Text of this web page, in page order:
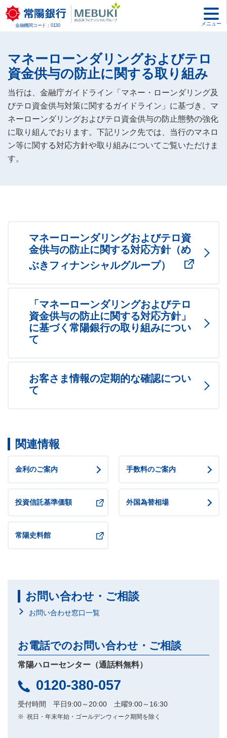
金融機関コード：0130 メニュー
マネーローンダリングおよびテロ
資金供与の防止に関する取り組み
当行は、金融庁ガイドライン「マネー・ローンダリング及
びテロ資金供与対策に関するガイドライン」に基づき、マ
ネーローンダリングおよびテロ資金供与の防止態勢の強化
に取り組んでおります。下記リンク先では、当行のマネロ
ン等に関する対応方針や取り組みについてご覧いただけま
す。
マネーローンダリングおよびテロ資
金供与の防止に関する対応方針（め
ぶきフィナンシャルグループ）
「マネーローンダリングおよびテロ
資金供与の防止に関する対応方針」
に基づく常陽銀行の取り組みについ
て
お客さま情報の定期的な確認につい
て
関連情報
金利のご案内 手数料のご案内
投資信託基準価額 外国為替相場
常陽史料館
お問い合わせ・ご相談
お問い合わせ窓口一覧
お電話でのお問い合わせ・ご相談
常陽ハローセンター（通話料無料）
0120-380-057
受付時間 平日9:00～20:00 土曜9:00～16:30
祝日・年末年始・ゴールデンウィーク期間を除く